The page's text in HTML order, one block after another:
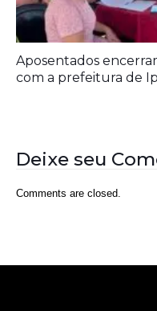
Nós somos a RDR, Rede